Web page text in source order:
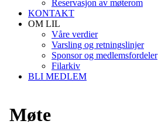
Reservasjon av møterom
KONTAKT
OM LIL
Våre verdier
Varsling og retningslinjer
Sponsor og medlemsfordeler
Filarkiv
BLI MEDLEM
Møte